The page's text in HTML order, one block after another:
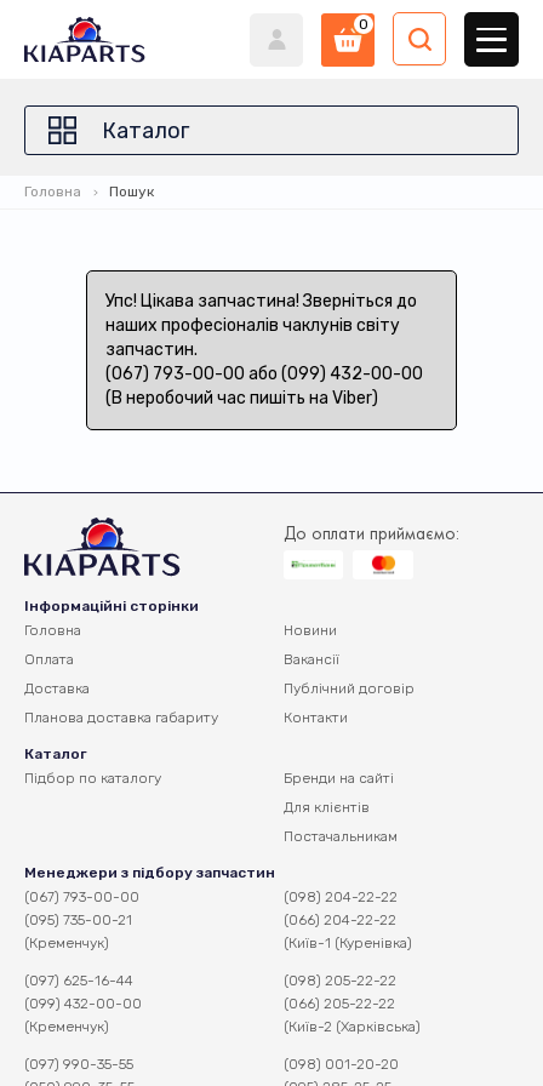
0
Каталог
Головна Пошук
Упс! Цікава запчастина! Зверніться до
наших професіоналів чаклунів світу
запчастин.
(067) 793-00-00 або (099) 432-00-00
(В неробочий час пишіть на Viber)
До оплати приймаємо:
Інформаційні сторінки
Головна
Оплата
Доставка
Планова доставка габариту
Новини
Вакансії
Публічний договір
Контакти
Каталог
Підбор по каталогу
Бренди на сайті
Для клієнтів
Постачальникам
Менеджери з підбору запчастин
(067) 793-00-00
(095) 735-00-21
(Кременчук)
(097) 625-16-44
(099) 432-00-00
(Кременчук)
(097) 990-35-55
(098) 204-22-22
(066) 204-22-22
(Київ-1 (Куренівка)
(098) 205-22-22
(066) 205-22-22
(Київ-2 (Харківська)
(098) 001-20-20